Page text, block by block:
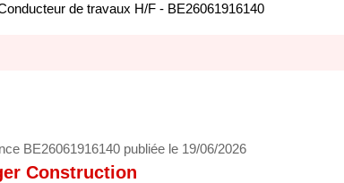
de travaux H/F - BE26061916140
BE26061916140 publiée le 19/06/2026
Construction